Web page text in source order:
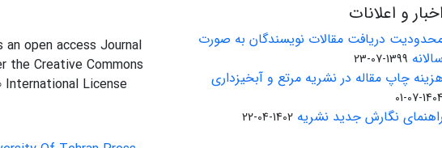
منطقه بر فرایند فرسایش خاک اثرگذار هستند و همچنین اثرپذیری متغیر رواناب
اخبار و اعلانات
دریافت مقالات نویسندگان به صورت
سالانه 1399-07-23
هزینه چاپ مقاله در نشریه مرتع و آبخیزداری
1404-07-01
راهنمای نگارش جدید نشریه 1402-04-22
an open access Journal
the Creative Commons
License